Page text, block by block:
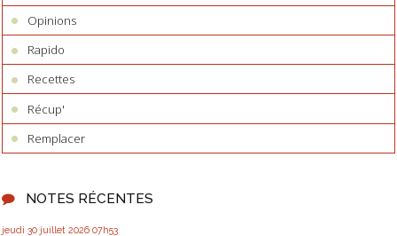
Opinions
Rapido
Recettes
Récup'
Remplacer
NOTES RÉCENTES
jeudi 30 juillet 2026 07h53